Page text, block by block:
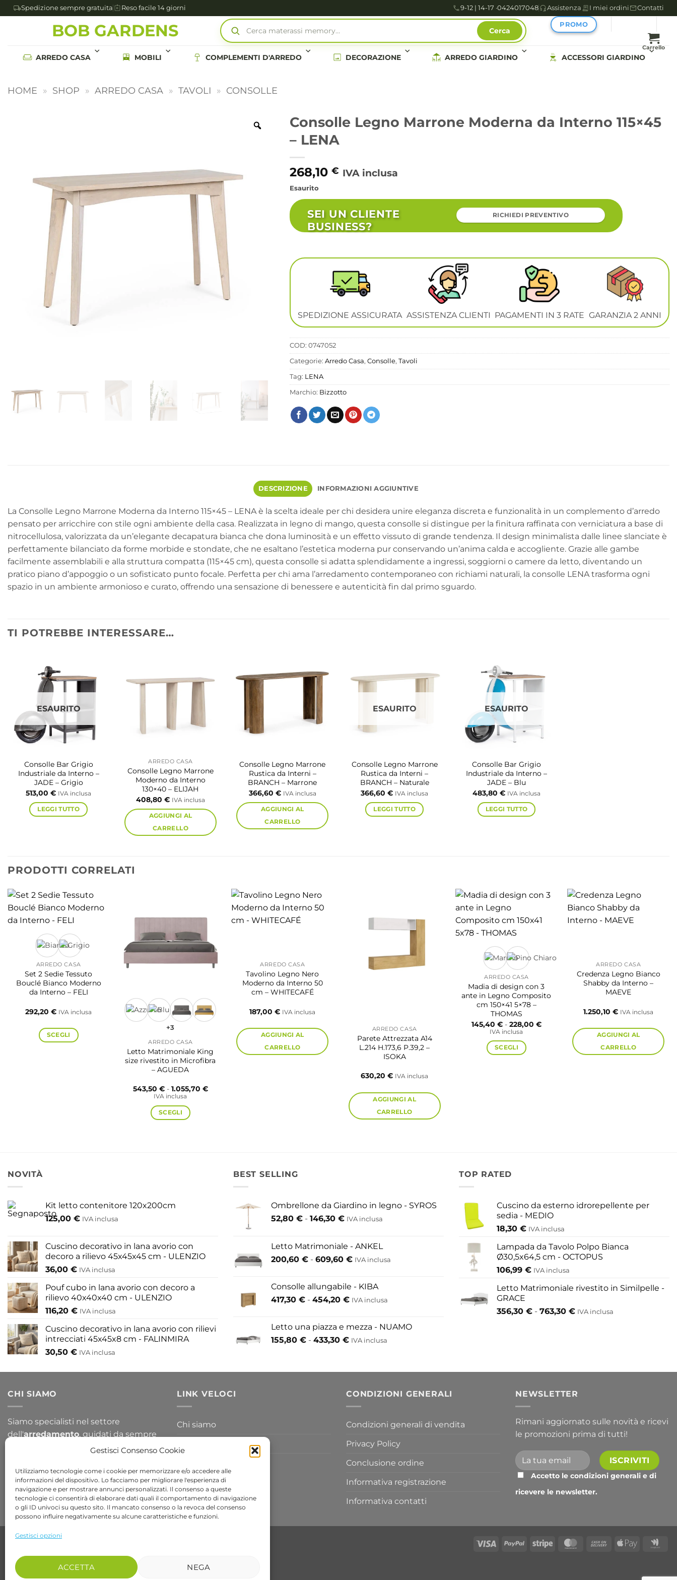
Gestisci Consenso Cookie
Utilizziamo tecnologie come i cookie per memorizzare e/o accedere alle
informazioni del dispositivo. Lo facciamo per migliorare l'esperienza di
navigazione e per mostrare annunci personalizzati. Il consenso a queste
tecnologie ci consentirà di elaborare dati quali il comportamento di navigazione
o gli ID univoci su questo sito. Il mancato consenso o la revoca del consenso
possono influire negativamente su alcune caratteristiche e funzioni.
Gestisci opzioni
ACCETTA NEGA
Spedizione sempre gratuita Reso facile 14 giorni 9-12 | 14-17 ·0424017048 Assistenza I miei ordini Contatti
BOB GARDENS Cerca materassi memory… Cerca
PROMO
Carrello
ARREDO CASA MOBILI COMPLEMENTI D'ARREDO DECORAZIONE ARREDO GIARDINO ACCESSORI GIARDINO
HOME » SHOP » ARREDO CASA » TAVOLI » CONSOLLE
Consolle Legno Marrone Moderna da Interno 115×45
– LENA
268,10 € IVA inclusa
Esaurito
SEI UN CLIENTE
BUSINESS?
RICHIEDI PREVENTIVO
SPEDIZIONE ASSICURATA ASSISTENZA CLIENTI PAGAMENTI IN 3 RATE GARANZIA 2 ANNI
COD: 0747052
Categorie: Arredo Casa, Consolle, Tavoli
Tag: LENA
Marchio: Bizzotto
DESCRIZIONE INFORMAZIONI AGGIUNTIVE
La Consolle Legno Marrone Moderna da Interno 115×45 – LENA è la scelta ideale per chi desidera unire eleganza discreta e funzionalità in un complemento d’arredo
pensato per arricchire con stile ogni ambiente della casa. Realizzata in legno di mango, questa consolle si distingue per la finitura raffinata con verniciatura a base di
nitrocellulosa, valorizzata da un’elegante decapatura bianca che dona luminosità e un effetto vissuto di grande tendenza. Il design minimalista dalle linee slanciate è
perfettamente bilanciato da forme morbide e stondate, che ne esaltano l’estetica moderna pur conservando un’anima calda e accogliente. Grazie alle gambe
facilmente assemblabili e alla struttura compatta (115×45 cm), questa consolle si adatta splendidamente a ingressi, soggiorni o camere da letto, diventando un
pratico piano d’appoggio o un sofisticato punto focale. Perfetta per chi ama l’arredamento contemporaneo con richiami naturali, la consolle LENA trasforma ogni
spazio in un ambiente armonioso e curato, offrendo una sensazione di benessere e autenticità fin dal primo sguardo.
TI POTREBBE INTERESSARE…
ESAURITO
Consolle Bar Grigio
Industriale da Interno –
JADE – Grigio
513,00€ IVA inclusa
LEGGI TUTTO
ARREDO CASA
Consolle Legno Marrone
Moderno da Interno
130×40 – ELIJAH
408,80 € IVA inclusa
AGGIUNGI AL
CARRELLO
Consolle Legno Marrone
Rustica da Interni –
BRANCH – Marrone
366,60 € IVA inclusa
AGGIUNGI AL
CARRELLO
ESAURITO
Consolle Legno Marrone
Rustica da Interni –
BRANCH – Naturale
366,60€ IVA inclusa
LEGGI TUTTO
ESAURITO
Consolle Bar Grigio
Industriale da Interno –
JADE – Blu
483,80 € IVA inclusa
LEGGI TUTTO
PRODOTTI CORRELATI
ARREDO CASA
Set 2 Sedie Tessuto
Bouclé Bianco Moderno
da Interno – FELI
292,20€ IVA inclusa
SCEGLI
prodotto
+3
ARREDO CASA
Letto Matrimoniale King
size rivestito in Microfibra
– AGUEDA
543,50 € - 1.055,70 €Fascia
IVA inclusa
SCEGLI
opzioni
scelte
nella
prodotto
ARREDO CASA
Tavolino Legno Nero
Moderno da Interno 50
cm – WHITECAFÉ
187,00€ IVA inclusa
AGGIUNGI AL
CARRELLO
ARREDO CASA
Parete Attrezzata A14
L.214 H.173,6 P.39,2 –
ISOKA
630,20€ IVA inclusa
AGGIUNGI AL
CARRELLO
ARREDO CASA
Madia di design con 3
ante in Legno Composito
cm 150×41 5×78 –
THOMAS
145,40 € - 228,00 €Fascia
IVA inclusa
SCEGLI
scelte
pagina
del
prodotto
ARREDO CASA
Credenza Legno Bianco
Shabby da Interno –
MAEVE
1.250,10€ IVA inclusa
AGGIUNGI AL
CARRELLO
NOVITÀ
Kit letto contenitore 120x200cm
125,00 € IVA inclusa
Cuscino decorativo in lana avorio con
decoro a rilievo 45x45x45 cm - ULENZIO
36,00 € IVA inclusa
Pouf cubo in lana avorio con decoro a
rilievo 40x40x40 cm - ULENZIO
116,20 € IVA inclusa
Cuscino decorativo in lana avorio con rilievi
intrecciati 45x45x8 cm - FALINMIRA
30,50 € IVA inclusa
BEST SELLING
Ombrellone da Giardino in legno - SYROS
52,80 € - 146,30 €Fascia
da
52,80 €
146,30 €
IVA inclusa
Letto Matrimoniale - ANKEL
200,60 € - 609,60 €Fascia
da
200,60 €
609,60 €
IVA inclusa
Consolle allungabile - KIBA
417,30 € - 454,20 €Fascia
da
417,30 €
IVA inclusa
Letto una piazza e mezza - NUAMO
155,80 € - 433,30 €Fascia
da
a
IVA inclusa
TOP RATED
Cuscino da esterno idrorepellente per
sedia - MEDIO
18,30 € IVA inclusa
Lampada da Tavolo Polpo Bianca
Ø30,5x64,5 cm - OCTOPUS
106,99 € IVA inclusa
Letto Matrimoniale rivestito in Similpelle -
GRACE
356,30 € - 763,30 €Fascia
763,30 €
IVA inclusa
CHI SIAMO
Siamo specialisti nel settore
dell'arredamento, guidati da sempre
per la passione del design. Arredare il
stato così semplice, dai un occhiata a
tutte le nostre collezioni!
LINK VELOCI
Chi siamo
CONDIZIONI GENERALI
Condizioni generali di vendita
Privacy Policy
Conclusione ordine
Informativa registrazione
Informativa contatti
NEWSLETTER
Rimani aggiornato sulle novità e ricevi
le promozioni prima di tutti!
Accetto le condizioni generali e di
ricevere le newsletter.
Visa PayPal Stripe MasterCard
Cash
Apple
Copyright 2026 ©
P.IVA e CF: 04486540240
REA: VI-407698 - Cap. soc. € 10.000,00 i.v.